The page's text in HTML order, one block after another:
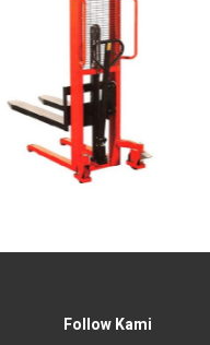
Follow Kami